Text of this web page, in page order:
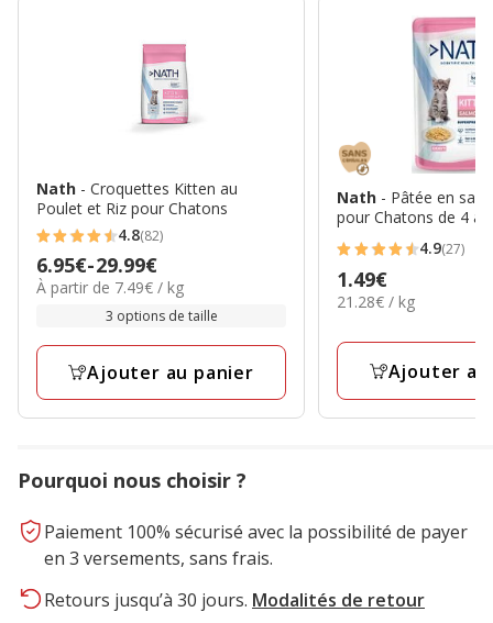
Nath - Croquettes Kitten au
Poulet et Riz pour Chatons
4.8
étoiles
avec
avis
4.8(82)
Prix
de
à
29.99€
6.95€-29.99€
7.49€
À partir de 7.49€ / kg
3 options de taille
Ajouter au panier
Nath - Pâtée en
pour Chatons de 4 à
4.9
étoiles
avec
27
4.9(27)
Prix
1.49€
1.49€
21.28€
Kg
21.28€ / kg
Ajouter
Pourquoi nous choisir ?
Paiement 100% sécurisé avec la possibilité de payer
en 3 versements, sans frais.
Retours jusqu’à 30 jours. Modalités de retour